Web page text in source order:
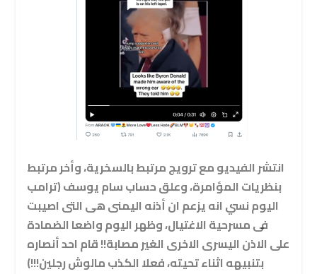
انتشر الفيديو مع ترويج مرتبط بالسخرية، وأخر مرتبط
بنظريات المؤامرة، وعلق حساب سام يوسف (ترامب
اليوم نسي انه يزعم ان أذنه اليمنى هى التى اصيبت
فى مسرحية الاغتيال، وظهر اليوم واضعا الضمادة
على الاذن اليسرى الاخرى الغير مصابة!! قام احد أنصاره
بتنبيهه اثناء تحيته، فعلا الكذب مالوش رجلين!!!)